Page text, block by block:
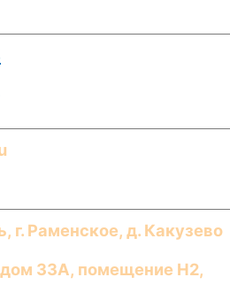
г. Раменское, д. Какузево
дом 33А, помещение Н2,